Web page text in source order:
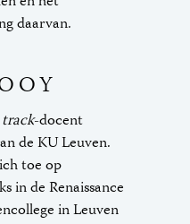
daarvan.
track-docent
de KU Leuven.
toe op
in de Renaissance
in Leuven